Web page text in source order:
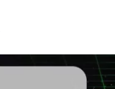
Airdrop Quest से